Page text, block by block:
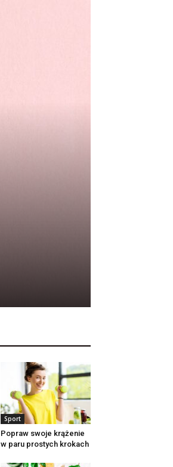
Sport
Popraw swoje krążenie
w paru prostych krokach